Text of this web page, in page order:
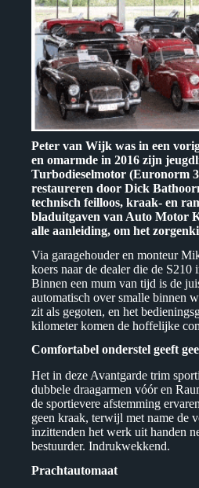
Peter van Wijk was in een
en omarmde in 2016 zijn
Turbodieselmotor (Euronorm
restaureren door Dick
technisch feilloos, kraak- en
bladuitgaven van Auto Motor
alle aanleiding, om het
Via garagehouder en monteur
koers naar de dealer die de
Binnen een mum van tijd is de
automatisch over smalle binnen
zit als gegoten, en het
kilometer komen de hoffelijke
Comfortabel onderstel geeft
Het in deze Avantgarde trim
dubbele draagarmen vóór en
de sportievere afstemming
geen kraak, terwijl met name de
inzittenden het werk uit handen
bestuurder. Indrukwekkend.
Prachtautomaat